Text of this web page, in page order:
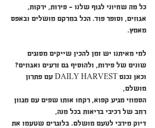
כל מה שחיוני לגוף שלנו - פירות, ירקות,
אגוזים, וסופר פוד. הכל במרקם מושלים ובאפס
מאמץ.
למי מאיתנו יש זמן להכין שייקים מסוגים
שונים של פירות, ולהוסיף גם זרעים ואגוזים?
וכאן נכנס DAILY HARVEST עם פתרון
מושלם,
הסמוזי מגיע קפוא, רקחו אותו שפים עם מגוון
רחב של רכיבי בריאות בכל מנה,
דיוק מירבי לטעם מושלם. בלוגרים שטעמו את